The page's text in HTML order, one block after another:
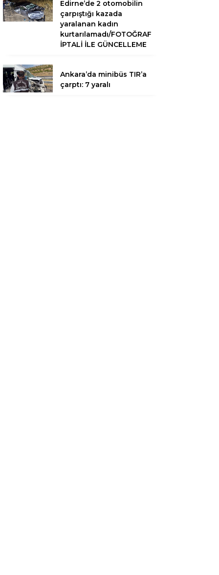
Edirne’de 2 otomobilin
çarpıştığı kazada
yaralanan kadın
kurtarılamadı/FOTOĞRAF
İPTALİ İLE GÜNCELLEME
Ankara’da minibüs TIR’a
çarptı: 7 yaralı